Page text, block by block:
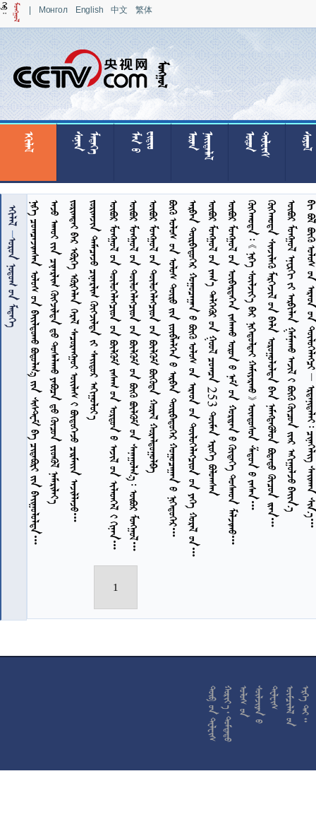
| Монгол English 中文 繁体
 








  







  









  







  














             
7
                     
7
                    
7
             
7
                    
7              
7
        253                
7
            
7           
7
                  
1










































































































